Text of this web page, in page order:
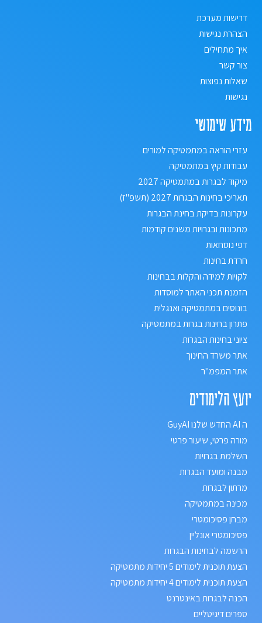
דרישות מערכת
הצהרת נגישות
איך מתחילים
צור קשר
שאלות נפוצות
נגישות
מידע שימושי
עזרי הוראה במתמטיקה למורים
עבודות קיץ במתמטיקה
מיקוד לבגרות במתמטיקה 2027
תאריכי בחינות הבגרות 2027 (תשפ"ז)
עקרונות בדיקת בחינת הבגרות
מתכונות ובגרויות משנים קודמות
דפי נוסחאות
חרדת בחינות
לקויות למידה והקלות בבחינות
הזמנת תכני האתר למוסדות
בונוסים במתמטיקה ואנגלית
פתרון בחינות בגרות במתמטיקה
ציוני בחינות הבגרות
אתר משרד החינוך
אתר המפמ"ר
יועץ הלימודים
ה AI החדש שלנו GuyAI
מורה פרטי, שיעור פרטי
השלמת בגרויות
מבנה ומועד הבגרות
מרתון לבגרות
מכינה במתמטיקה
מבחן פסיכומטרי
פסיכומטרי אונליין
הרשמה לבחינות הבגרות
הצעת תוכנית לימודים 5 יחידות מתמטיקה
הצעת תוכנית לימודים 4 יחידות מתמטיקה
הכנה לבגרות באינטרנט
ספרים דיגיטליים